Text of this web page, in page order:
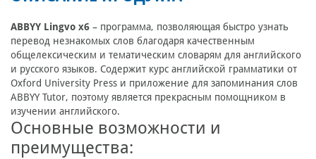
ABBYY Lingvo x6 – программа, позволяющая быстро узнать
перевод незнакомых слов благодаря качественным
общелексическим и тематическим словарям для английского
и русского языков. Содержит курс английской грамматики от
Oxford University Press и приложение для запоминания слов
ABBYY Tutor, поэтому является прекрасным помощником в
изучении английского.
Основные возможности и
преимущества: